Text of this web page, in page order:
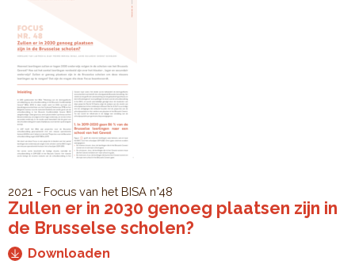
2021 Focus van het BISA n°48
Zullen er in 2030 genoeg plaatsen zijn in
de Brusselse scholen?
Downloaden